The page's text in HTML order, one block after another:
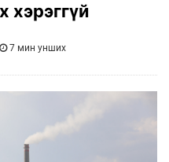
хэрэггүй
7 мин унших